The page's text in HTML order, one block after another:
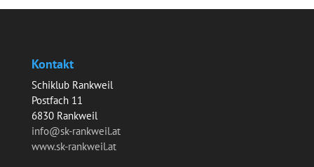
Kontakt
Schiklub Rankweil
Postfach 11
6830 Rankweil
info@sk-rankweil.at
www.sk-rankweil.at